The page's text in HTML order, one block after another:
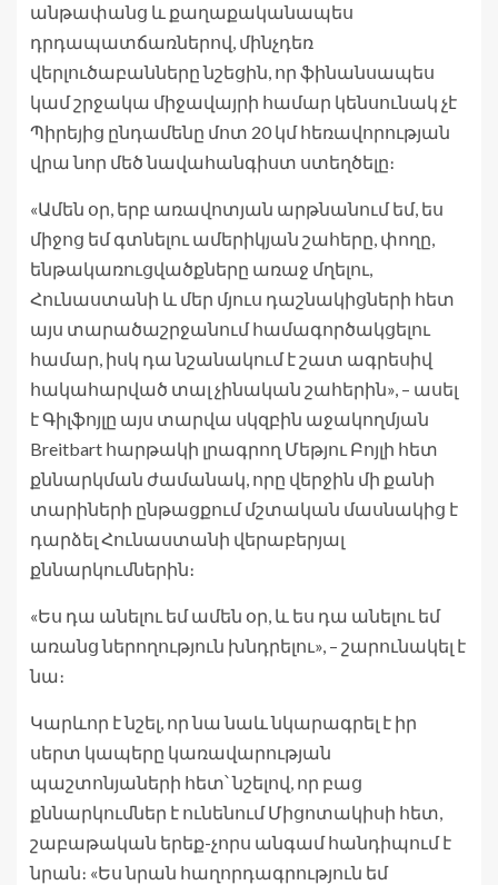
անթափանց և քաղաքականապես
դրդապատճառներով, մինչդեռ
վերլուծաբանները նշեցին, որ ֆինանսապես
կամ շրջակա միջավայրի համար կենսունակ չէ
Պիրեյից ընդամենը մոտ 20 կմ հեռավորության
վրա նոր մեծ նավահանգիստ ստեղծելը։
«Ամեն օր, երբ առավոտյան արթնանում եմ, ես
միջոց եմ գտնելու ամերիկյան շահերը, փողը,
ենթակառուցվածքները առաջ մղելու,
Հունաստանի և մեր մյուս դաշնակիցների հետ
այս տարածաշրջանում համագործակցելու
համար, իսկ դա նշանակում է շատ ագրեսիվ
հակահարված տալ չինական շահերին», – ասել
է Գիլֆոյլը այս տարվա սկզբին աջակողմյան
Breitbart հարթակի լրագրող Մեթյու Բոյլի հետ
քննարկման ժամանակ, որը վերջին մի քանի
տարիների ընթացքում մշտական ​​​​մասնակից է
դարձել Հունաստանի վերաբերյալ
քննարկումներին։
«Ես դա անելու եմ ամեն օր, և ես դա անելու եմ
առանց ներողություն խնդրելու», – շարունակել է
նա։
Կարևոր է նշել, որ նա նաև նկարագրել է իր
սերտ կապերը կառավարության
պաշտոնյաների հետ՝ նշելով, որ բաց
քննարկումներ է ունենում Միցոտակիսի հետ,
շաբաթական երեք-չորս անգամ հանդիպում է
նրան։ «Ես նրան հաղորդագրություն եմ